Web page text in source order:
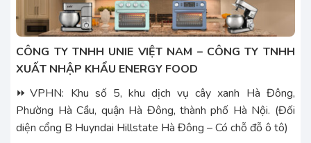
CÔNG TY TNHH UNIE VIỆT NAM – CÔNG TY TNHH
XUẤT NHẬP KHẨU ENERGY FOOD
⏩VPHN: Khu số 5, khu dịch vụ cây xanh Hà Đông,
Phường Hà Cầu, quận Hà Đông, thành phố Hà Nội. (Đối
diện cổng B Huyndai Hillstate Hà Đông – Có chỗ đỗ ô tô)